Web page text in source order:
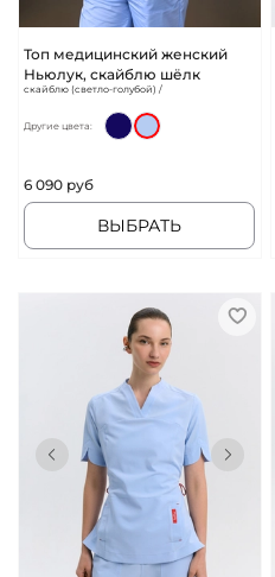
Топ медицинский женский
Ньюлук, скайблю шёлк
скайблю (светло-голубой) /
Другие цвета:
6 090 руб
ВЫБРАТЬ